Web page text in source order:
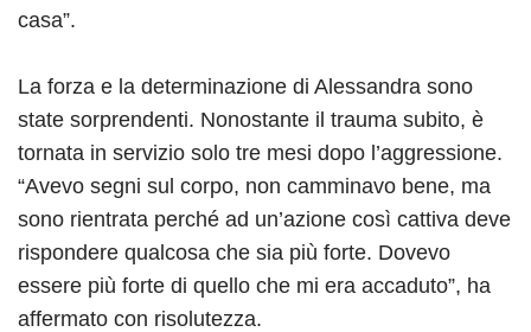
casa”.
La forza e la determinazione di Alessandra sono
state sorprendenti. Nonostante il trauma subito, è
tornata in servizio solo tre mesi dopo l’aggressione.
“Avevo segni sul corpo, non camminavo bene, ma
sono rientrata perché ad un’azione così cattiva deve
rispondere qualcosa che sia più forte. Dovevo
essere più forte di quello che mi era accaduto”, ha
affermato con risolutezza.